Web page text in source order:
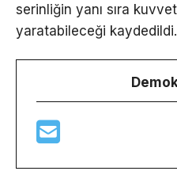
serinliğin yanı sıra
yaratabileceği kaydedildi.